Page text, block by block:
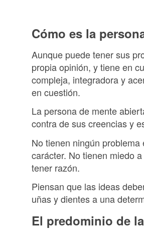
Cómo es la
Aunque puede tener sus
propia opinión, y tiene en
compleja, integradora y
en cuestión.
La persona de mente
contra de sus creencias y
No tienen ningún
carácter. No tienen miedo
tener razón.
Piensan que las ideas
uñas y dientes a una
El predominio de